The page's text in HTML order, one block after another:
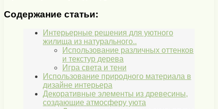
Содержание статьи:
Интерьерные решения для уютного
жилища из натурального..
Использование различных оттенков
и текстур дерева
Игра света и тени
Использование природного материала в
дизайне интерьера
Декоративные элементы из древесины,
создающие атмосферу уюта